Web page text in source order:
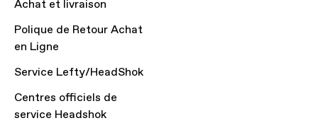
Achat et livraison
Polique de Retour Achat
en Ligne
Service Lefty/HeadShok
Centres officiels de
service Headshok